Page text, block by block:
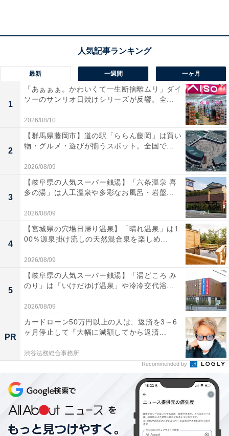
所在地：〒377-1711 群馬県吾妻郡草津町465-4
交通手段：JR吾妻線 長野原草津口駅より路線バス約25
分、草津温泉バスターミナル下車徒歩約5分（無料送迎
バスあり）／関越自動車道 渋川伊香保ICより国道292
号・353号・145号・292号線経由で約90分
料金
大人1名（参考価格）：1万8700円
※料金は公式Webサイト参考価格
※プラン・部屋により価格は変動します
チェックイン・チェックアウト
チェックイン：15:00
チェックアウト：10:00
※プランにより時間が異なる可能性があります
あわせて読みたい
【群馬県の人気ホテル】「草津温泉 ホテル櫻
最新 一週間 一ヶ月
1
「あぁぁぁ。かわいくて一生断捨離ムリ」ダイ
ソーのサンリオ日焼けシリーズが反響。全...
2026/08/10
2
【群馬県藤岡市】道の駅「ららん藤岡」は買い
物・グルメ・遊びが揃うスポット。全国で...
2026/08/09
3
【岐阜県の人気スーパー銭湯】「六条温泉 喜
多の湯」は人工温泉や多彩なお風呂・岩盤...
2026/08/09
4
【宮城県の穴場日帰り温泉】「晴れ温泉」は1
00％源泉掛け流しの天然混合泉を楽しめ...
2026/08/09
5
【岐阜県の人気スーパー銭湯】「湯どころ み
のり」は「いけだゆげ温泉」や冷冷交代浴...
2026/08/09
PR
カードローン50万円以上の人は、返済を3～6
ヶ月停止して『大幅に減額してから返済...
渋谷法務総合事務所
Recommended by